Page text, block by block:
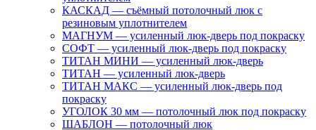
КАСКАД — съёмный потолочный люк с
резиновым уплотнителем
МАГНУМ — усиленный люк-дверь под покраску
СОФТ — усиленный люк-дверь под покраску
ТИТАН МИНИ — усиленный люк-дверь
ТИТАН — усиленный люк-дверь
ТИТАН МАКС — усиленный люк-дверь под
покраску
УГОЛОК 30 мм — потолочный люк под покраску
ШАБЛОН — потолочный люк